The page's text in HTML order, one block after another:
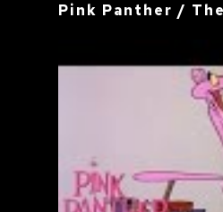
Pink Panther /